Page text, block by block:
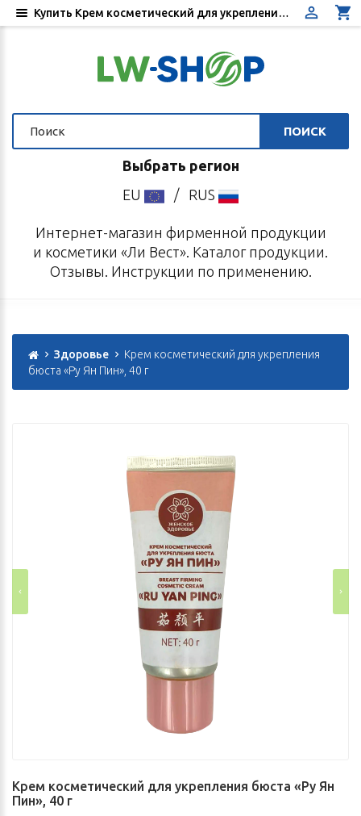
ПОИСК
Выбрать регион
EU
/ RUS
Интернет-магазин фирменной продукции
и косметики «Ли Вест». Каталог продукции.
Отзывы. Инструкции по применению.
Здоровье
Крем косметический для укрепления
бюста «Ру Ян Пин», 40 г
Крем косметический для укрепления бюста «Ру Ян
Пин», 40 г
Купить Крем косметический для укрепления бюста «Ру Ян Пин» - Цена, отзывы, инструкция по применению - Интернет-магазин «Ли Вест»